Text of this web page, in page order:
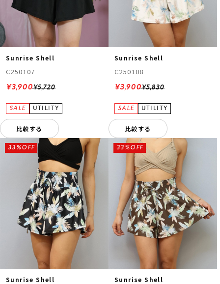
Sunrise Shell
C250107
¥5,720
¥3,900
比較する
Sunrise Shell
C250108
¥5,830
¥3,900
比較する
Sunrise Shell
33%OFF
Sunrise Shell
33%OFF